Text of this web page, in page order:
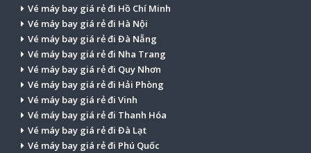
Vé máy bay giá rẻ đi Hồ Chí Minh
Vé máy bay giá rẻ đi Hà Nội
Vé máy bay giá rẻ đi Đà Nẵng
Vé máy bay giá rẻ đi Nha Trang
Vé máy bay giá rẻ đi Quy Nhơn
Vé máy bay giá rẻ đi Hải Phòng
Vé máy bay giá rẻ đi Vinh
Vé máy bay giá rẻ đi Thanh Hóa
Vé máy bay giá rẻ đi Đà Lạt
Vé máy bay giá rẻ đi Phú Quốc